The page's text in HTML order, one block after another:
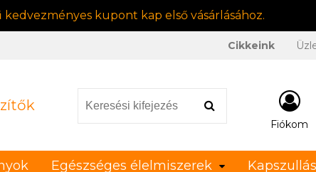
kupont kap első vásárlásához.
Cikkeink
Fiókom
Egészséges élelmiszerek